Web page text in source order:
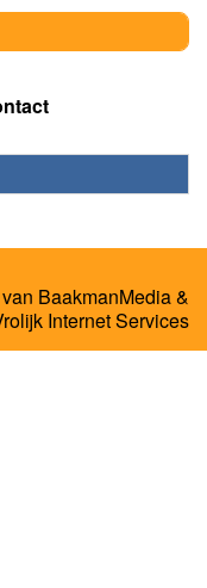
BaakmanMedia&
Internet Services